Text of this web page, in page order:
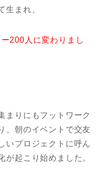
生まれ、
200人に変わりまし
まりにもフットワーク
、朝のイベントで交友
いプロジェクトに呼ん
が起こり始めました。